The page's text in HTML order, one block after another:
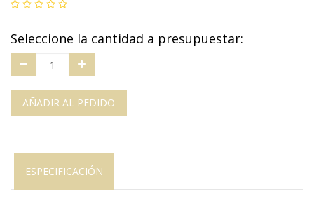
Seleccione la cantidad a presupuestar:
AÑADIR AL PEDIDO
ESPECIFICACIÓN